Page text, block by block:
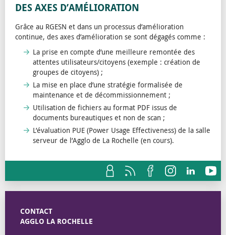
DES AXES D’AMÉLIORATION
Grâce au RGESN et dans un processus d’amélioration
continue, des axes d’amélioration se sont dégagés comme :
La prise en compte d’une meilleure remontée des
attentes utilisateurs/citoyens (exemple : création de
groupes de citoyens) ;
La mise en place d’une stratégie formalisée de
maintenance et de décommissionnement ;
Utilisation de fichiers au format PDF issus de
documents bureautiques et non de scan ;
L’évaluation PUE (Power Usage Effectiveness) de la salle
serveur de l’Agglo de La Rochelle (en cours).
CONTACT
AGGLO LA ROCHELLE